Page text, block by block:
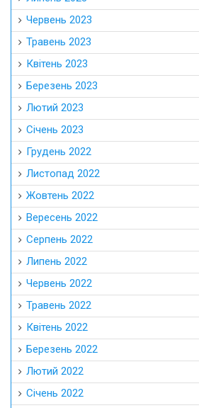
Червень 2023
Травень 2023
Квітень 2023
Березень 2023
Лютий 2023
Січень 2023
Грудень 2022
Листопад 2022
Жовтень 2022
Вересень 2022
Серпень 2022
Липень 2022
Червень 2022
Травень 2022
Квітень 2022
Березень 2022
Лютий 2022
Січень 2022